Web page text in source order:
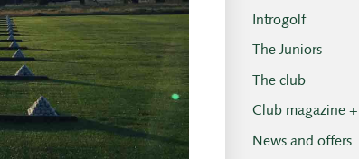
Introgolf
The Juniors
The club
Club magazine
News and offers